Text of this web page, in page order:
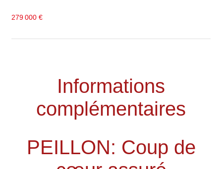
279 000 €
Informations
complémentaires
PEILLON: Coup de